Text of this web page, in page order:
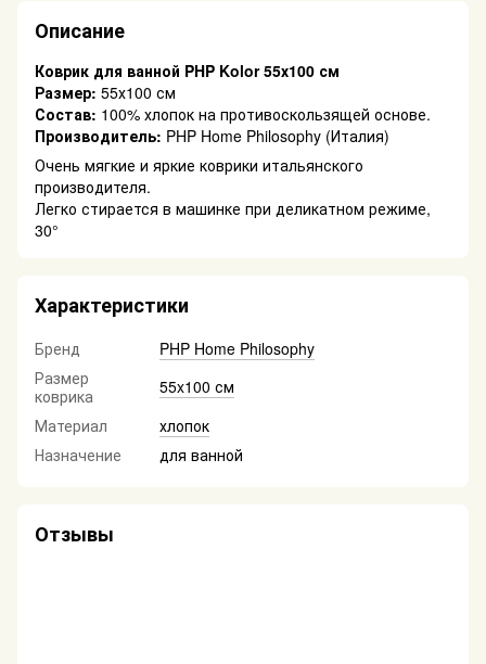
Описание
Коврик для ванной PHP Kolor 55х100 см
Размер: 55х100 см
Состав: 100% хлопок на противоскользящей основе.
Производитель: PHP Home Philosophy (Италия)
Очень мягкие и яркие коврики итальянского
производителя.
Легко стирается в машинке при деликатном режиме,
30°
Характеристики
Бренд
PHP Home Philosophy
Размер
коврика
55x100 см
Материал
хлопок
Назначение
для ванной
Отзывы